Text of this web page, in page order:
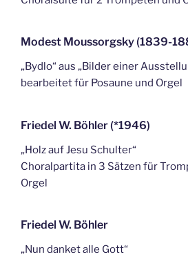
Modest Moussorgsky (1839-
„Bydlo“ aus „Bilder einer
bearbeitet für Posaune und Orgel
Friedel W. Böhler (*1946)
„Holz auf Jesu Schulter“
Choralpartita in 3 Sätzen für
Orgel
Friedel W. Böhler
„Nun danket alle Gott“